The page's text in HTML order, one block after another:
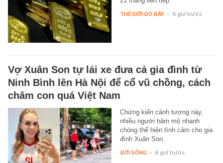
THẾ GIỚI ĐÓ ĐÂY - 6 giờ trước
Vợ Xuân Son tự lái xe đưa cả gia đình từ
Ninh Bình lên Hà Nội để cổ vũ chồng, cách
chăm con quá Việt Nam
Chứng kiến cảnh tượng này,
nhiều người hâm mộ nhanh
chóng thể hiện tình cảm cho gia
đình Xuân Son.
ĐỜI SỐNG - 6 giờ trước